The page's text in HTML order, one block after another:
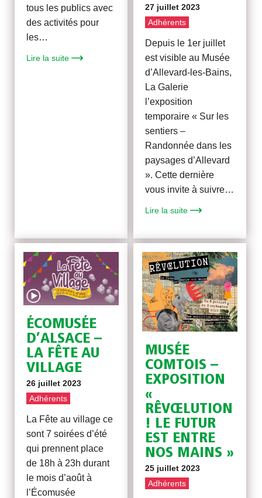
tous les publics avec
des activités pour
les…
Lire la suite
27 juillet 2023
Adhérents
Depuis le 1er juillet
est visible au Musée
d’Allevard-les-Bains,
La Galerie
l’exposition
temporaire « Sur les
sentiers –
Randonnée dans les
paysages d’Allevard
». Cette dernière
vous invite à suivre…
Lire la suite
ÉCOMUSÉE
D’ALSACE –
LA FÊTE AU
VILLAGE
26 juillet 2023
Adhérents
La Fête au village ce
sont 7 soirées d’été
qui prennent place
de 18h à 23h durant
le mois d’août à
l’Écomusée
MUSÉE
COMTOIS –
EXPOSITION
«
RÊVŒLUTION
! LE FUTUR
EST ENTRE
NOS MAINS »
25 juillet 2023
Adhérents